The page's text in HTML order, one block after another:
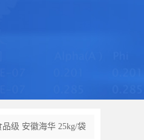
级 安徽海华 25kg/袋